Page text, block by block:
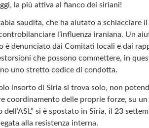
la più attiva al fianco dei siriani!
saudita, che ha aiutato a schiacciare
l’influenza iraniana. Un
è denunciato dai Comitati locali e dai
che possono commettere, in
uno stretto codice di condotta.
insorto di Siria si trova solo, non
coordinamento delle proprie forze, su
si è spostato in Siria, il 23
alla resistenza interna.